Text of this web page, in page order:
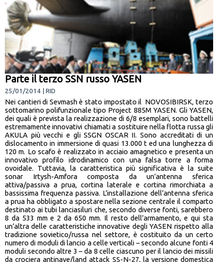
Parte il terzo SSN russo YASEN
25/01/2014 | RID
Nei cantieri di Sevmash è stato impostato il NOVOSIBIRSK, terzo
sottomarino polifunzionale tipo Project 885M YASEN. Gli YASEN,
dei quali è prevista la realizzazione di 6/8 esemplari, sono battelli
estremamente innovativi chiamati a sostituire nella flotta russa gli
AKULA più vecchi e gli SSGN OSCAR II. Sono accreditati di un
dislocamento in immersione di quasi 13.000 t ed una lunghezza di
120 m. Lo scafo è realizzato in acciaio amagnetico e presenta un
innovativo profilo idrodinamico con una falsa torre a forma
ovoidale. Tuttavia, la caratteristica più significativa è la suite
sonar Irtysh-Amfora composta da un’antenna sferica
attiva/passiva a prua, cortina laterale e cortina rimorchiata a
bassissima frequenza passiva. L’installazione dell’antenna sferica
a prua ha obbligato a spostare nella sezione centrale il comparto
destinato ai tubi lanciasiluri che, secondo diverse fonti, sarebbero
8 da 533 mm e 2 da 650 mm. Il resto dell’armamento, e qui sta
un’altra delle caratteristiche innovative degli YASEN rispetto alla
tradizione sovietico/russa nel settore, è costituito da un certo
numero di moduli di lancio a celle verticali – secondo alcune fonti 4
moduli secondo altre 3 – da 8 celle ciascuno per il lancio dei missili
da crociera antinave/land attack SS-N-27, la versione domestica